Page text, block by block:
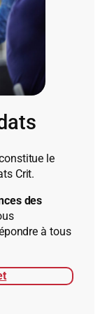
le
Crit.
des
à tous